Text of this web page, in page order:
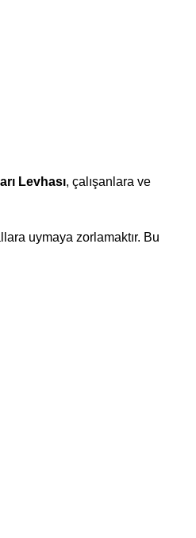
Levhası, çalışanlara ve
uymaya zorlamaktır. Bu